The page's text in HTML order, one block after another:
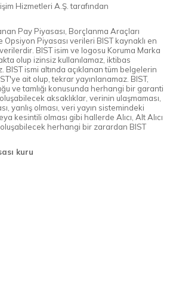
Hizmetleri A.Ş. tarafından
Pay Piyasası, Borçlanma Araçları
Opsiyon Piyasası verileri BIST kaynaklı en
BIST isim ve logosu Koruma Marka
olup izinsiz kullanılamaz, iktibas
BIST ismi altında açıklanan tüm belgelerin
ait olup, tekrar yayınlanamaz. BIST,
ve tamlığı konusunda herhangi bir garanti
aksaklıklar, verinin ulaşmaması,
yanlış olması, veri yayın sistemindeki
kesintili olması gibi hallerde Alıcı, Alt Alıcı
oluşabilecek herhangi bir zarardan BIST
kuru